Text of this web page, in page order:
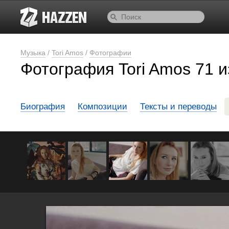
Музыка / Tori Amos / Фотографии
Фотография Tori Amos 71
Биография Композиции Тексты и переводы